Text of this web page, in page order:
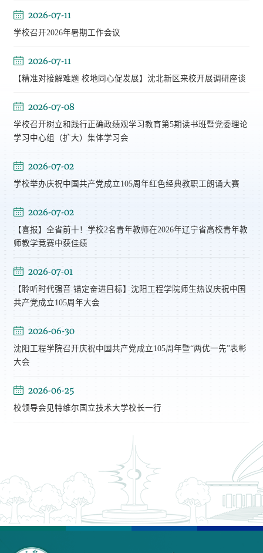
2026-07-11
学校召开2026年暑期工作会议
2026-07-11
【精准对接解难题 校地同心促发展】沈北新区来校开展调研座谈
2026-07-08
学校召开树立和践行正确政绩观学习教育第5期读书班暨党委理论
学习中心组（扩大）集体学习会
2026-07-02
学校举办庆祝中国共产党成立105周年红色经典教职工朗诵大赛
2026-07-02
【喜报】全省前十！学校2名青年教师在2026年辽宁省高校青年教
师教学竞赛中获佳绩
2026-07-01
【聆听时代强音 锚定奋进目标】沈阳工程学院师生热议庆祝中国
共产党成立105周年大会
2026-06-30
沈阳工程学院召开庆祝中国共产党成立105周年暨“两优一先”表彰
大会
2026-06-25
校领导会见特维尔国立技术大学校长一行